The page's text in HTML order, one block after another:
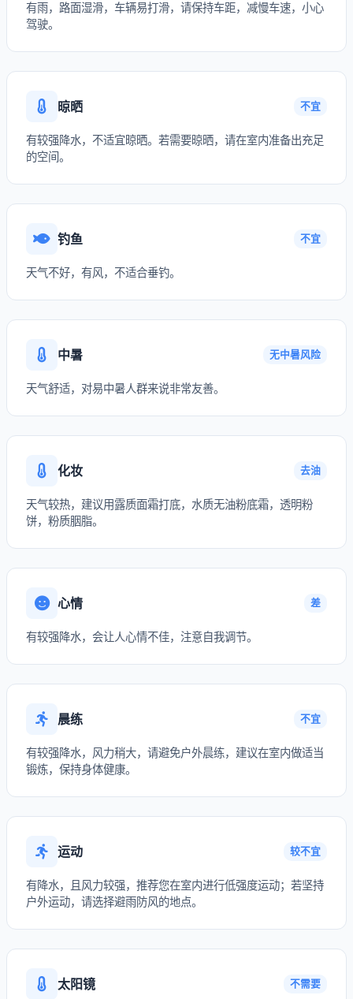
有雨，路面湿滑，车辆易打滑，请保持车距，减慢车速，小心
驾驶。
晾晒 不宜
有较强降水，不适宜晾晒。若需要晾晒，请在室内准备出充足
的空间。
钓鱼 不宜
天气不好，有风，不适合垂钓。
中暑 无中暑风险
天气舒适，对易中暑人群来说非常友善。
化妆 去油
天气较热，建议用露质面霜打底，水质无油粉底霜，透明粉
饼，粉质胭脂。
心情 差
有较强降水，会让人心情不佳，注意自我调节。
晨练 不宜
有较强降水，风力稍大，请避免户外晨练，建议在室内做适当
锻炼，保持身体健康。
运动 较不宜
有降水，且风力较强，推荐您在室内进行低强度运动；若坚持
户外运动，请选择避雨防风的地点。
太阳镜 不需要